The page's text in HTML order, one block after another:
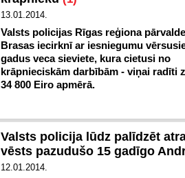
13.01.2014.
Valsts policijas Rīgas reģiona
Brasas iecirknī ar iesniegumu
gadus veca sieviete, kura cietusi no
krāpnieciskām darbībām - viņai radīti
34 800 Eiro apmērā.
Valsts policija lūdz palīdzēt
vēsts pazudušo 15 gadīgo
12.01.2014.